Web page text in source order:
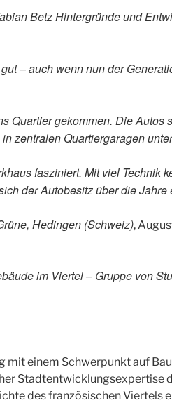
Betz Hintergründe und
– auch wenn nun der
Quartier gekommen. Die Autos
zentralen Quartiergaragen
fasziniert. Mit viel Technik
der Autobesitz über die Jahre
Hedingen (Schweiz),
im Viertel – Gruppe von
mit einem Schwerpunkt auf
Stadtentwicklungsexpertise
des französischen Viertels